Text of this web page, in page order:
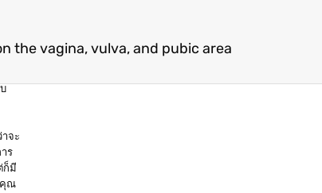
ยบ
า
จะ
ร
ก็มี
คุณ
the vagina, vulva, and pubic area